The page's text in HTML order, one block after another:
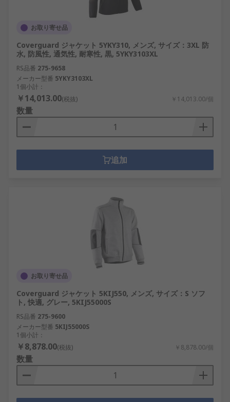
お取り寄せ品
Coverguard ジャケット 5YKY310, メンズ, サイズ：3XL 防
水, 防風性, 通気性, 耐寒性, 黒, 5YKY3103XL
RS品番 275-9658
メーカー型番 5YKY3103XL
1個小計：
￥14,013.00(税抜) ￥14,013.00/個
数量
追加
お取り寄せ品
Coverguard ジャケット 5KIJ550, メンズ, サイズ：S ソフ
ト, 快適, グレー, 5KIJ55000S
RS品番 275-9600
メーカー型番 5KIJ55000S
1個小計：
￥8,878.00(税抜) ￥8,878.00/個
数量